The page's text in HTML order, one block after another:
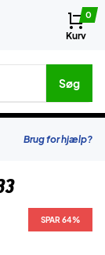
0
Kurv
Søg
Brug for hjælp?
SPAR 64%
SPAR 64%
SPAR 64%
SPAR 64%